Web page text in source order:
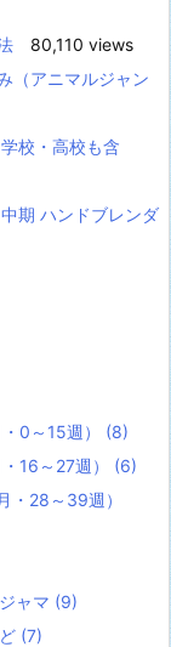
80,110 views
（アニマルジャン
校・高校も含
期 ハンドブレンダ
0～15週） (8)
16～27週） (6)
・28～39週）
ャマ (9)
(7)